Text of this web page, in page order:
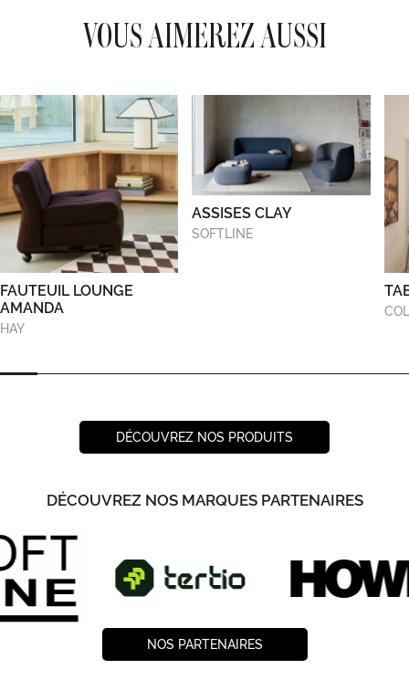
VOUS AIMEREZ AUSSI
FAUTEUIL LOUNGE
AMANDA
HAY
ASSISES CLAY
SOFTLINE
DÉCOUVREZ NOS PRODUITS
DÉCOUVREZ NOS MARQUES PARTENAIRES
NOS PARTENAIRES